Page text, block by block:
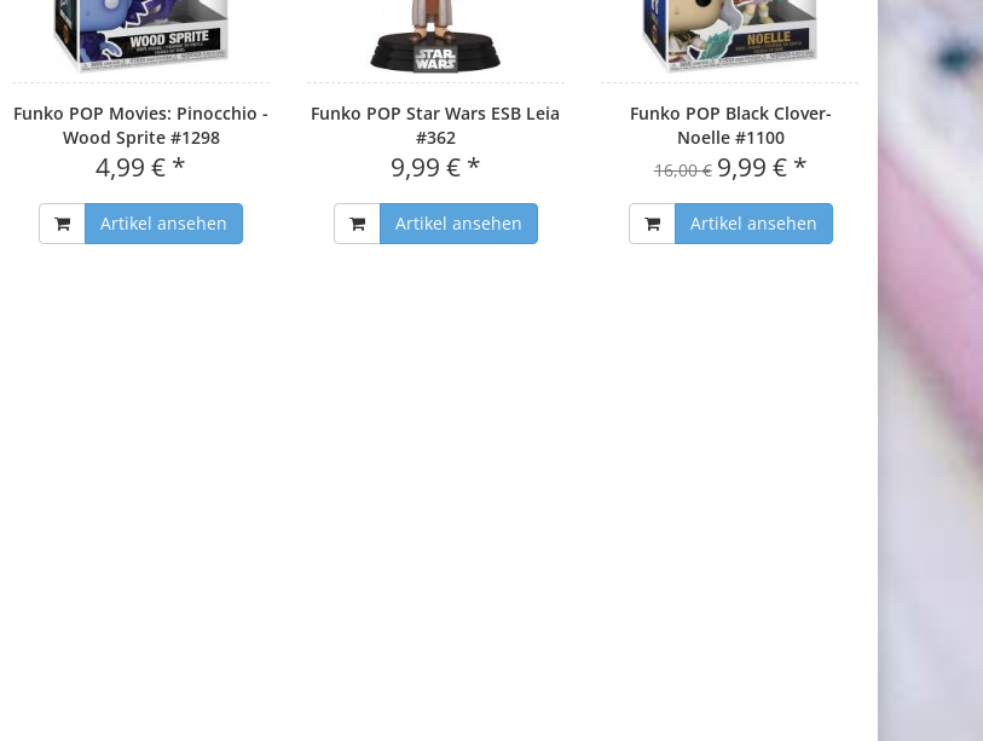
Funko POP Movies: Pinocchio -
Wood Sprite #1298
4,99 € *
Artikel ansehen
Funko POP Star Wars ESB Leia
#362
9,99 € *
Artikel ansehen
Funko POP Black Clover-
Noelle #1100
16,00 € 9,99 € *
Artikel ansehen